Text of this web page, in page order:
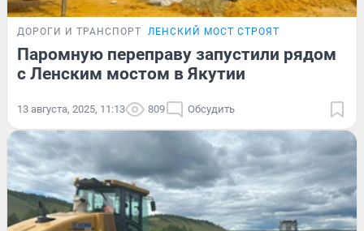
ДОРОГИ И ТРАНСПОРТ ЛЕНСКИЙ МОСТ СТРОЯТ
Паромную переправу запустили рядом
с Ленским мостом в Якутии
13 августа, 2025, 11:13 809 Обсудить